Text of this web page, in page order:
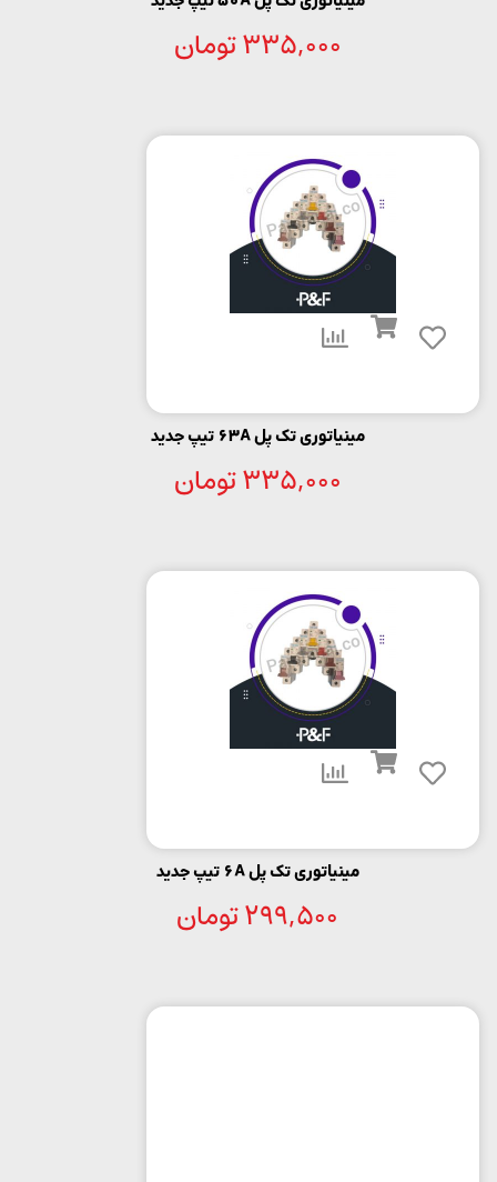
335,000تومان
مینیاتوری تک پل 63A تیپ جدید
335,000تومان
مینیاتوری تک پل 6A تیپ جدید
299,500تومان